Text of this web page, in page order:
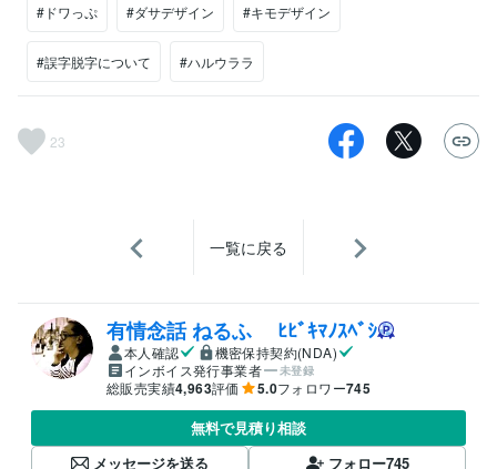
#ドワっぷ #ダサデザイン #キモデザイン
#誤字脱字について #ハルウララ
23
一覧に戻る
有情念話 ねるふ ﾋﾋﾞｷﾏﾉｽﾍﾞｼ
本人確認
機密保持契約(NDA)
インボイス発行事業者
未登録
総販売実績4,963評価 5.0フォロワー745
無料で見積り相談
メッセージを送る
フォロー745